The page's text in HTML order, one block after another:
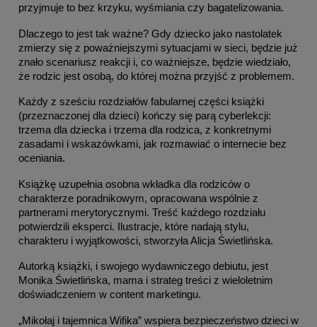
przyjmuje to bez krzyku, wyśmiania czy bagatelizowania.
Dlaczego to jest tak ważne? Gdy dziecko jako nastolatek
zmierzy się z poważniejszymi sytuacjami w sieci, będzie już
znało scenariusz reakcji i, co ważniejsze, będzie wiedziało,
że rodzic jest osobą, do której można przyjść z problemem.
Każdy z sześciu rozdziałów fabularnej części książki
(przeznaczonej dla dzieci) kończy się parą cyberlekcji:
trzema dla dziecka i trzema dla rodzica, z konkretnymi
zasadami i wskazówkami, jak rozmawiać o internecie bez
oceniania.
Książkę uzupełnia osobna wkładka dla rodziców o
charakterze poradnikowym, opracowana wspólnie z
partnerami merytorycznymi. Treść każdego rozdziału
potwierdzili eksperci. Ilustracje, które nadają stylu,
charakteru i wyjątkowości, stworzyła Alicja Świetlińska.
Autorką książki, i swojego wydawniczego debiutu, jest
Monika Świetlińska, mama i strateg treści z wieloletnim
doświadczeniem w content marketingu.
„Mikołaj i tajemnica Wifika” wspiera bezpieczeństwo dzieci w